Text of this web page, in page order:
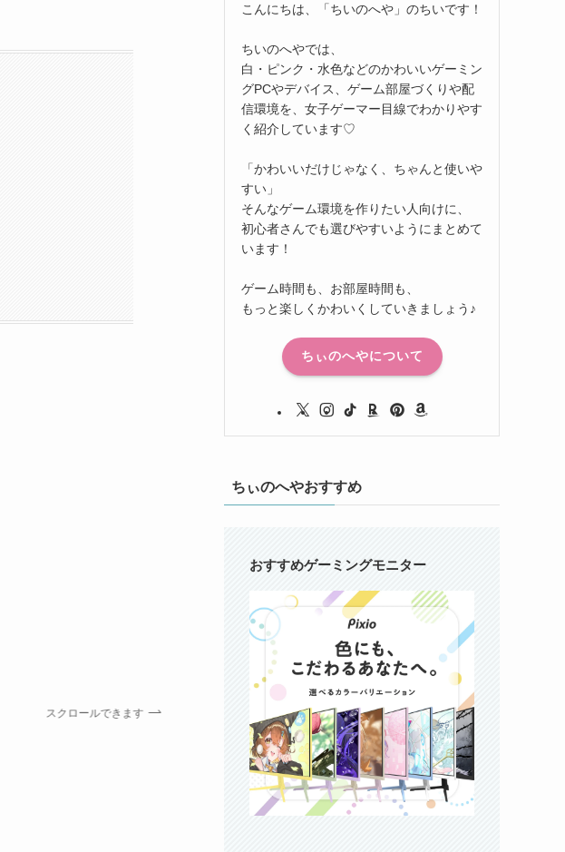
スクロールできます
こんにちは、「ちいのへや」のちいです！
ちいのへやでは、
白・ピンク・水色などのかわいいゲーミン
グPCやデバイス、ゲーム部屋づくりや配
信環境を、女子ゲーマー目線でわかりやす
く紹介しています♡
「かわいいだけじゃなく、ちゃんと使いや
すい」
そんなゲーム環境を作りたい人向けに、
初心者さんでも選びやすいようにまとめて
います！
ゲーム時間も、お部屋時間も、
もっと楽しくかわいくしていきましょう♪
ちぃのへやについて
ちぃのへやおすすめ
おすすめゲーミングモニター